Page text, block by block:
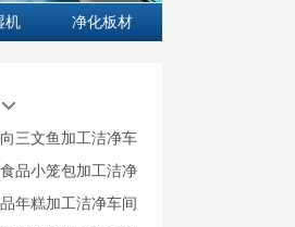
机 净化板材
三文鱼加工洁净车
品小笼包加工洁净
年糕加工洁净车间